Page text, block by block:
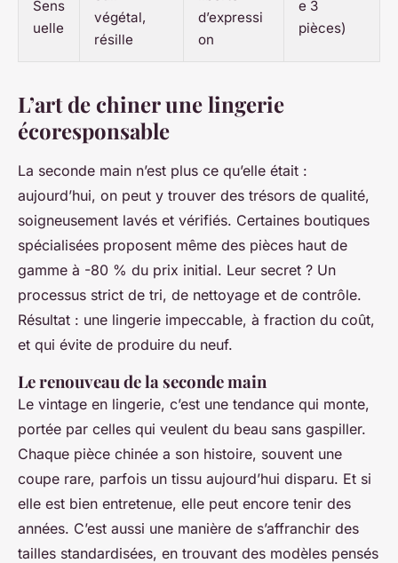
Sens
uelle
végétal,
résille
d’expressi
on
e 3
pièces)
L’art de chiner une lingerie
écoresponsable
La seconde main n’est plus ce qu’elle était :
aujourd’hui, on peut y trouver des trésors de qualité,
soigneusement lavés et vérifiés. Certaines boutiques
spécialisées proposent même des pièces haut de
gamme à -80 % du prix initial. Leur secret ? Un
processus strict de tri, de nettoyage et de contrôle.
Résultat : une lingerie impeccable, à fraction du coût,
et qui évite de produire du neuf.
Le renouveau de la seconde main
Le vintage en lingerie, c’est une tendance qui monte,
portée par celles qui veulent du beau sans gaspiller.
Chaque pièce chinée a son histoire, souvent une
coupe rare, parfois un tissu aujourd’hui disparu. Et si
elle est bien entretenue, elle peut encore tenir des
années. C’est aussi une manière de s’affranchir des
tailles standardisées, en trouvant des modèles pensés